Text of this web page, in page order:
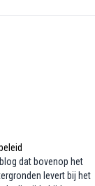
dat bovenop het
levert bij het